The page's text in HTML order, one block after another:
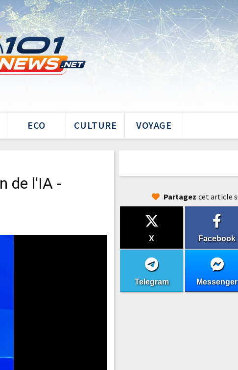
ECO CULTURE VOYAGE
de l'IA -
Partagez cet article
X Facebook
Telegram Messenger